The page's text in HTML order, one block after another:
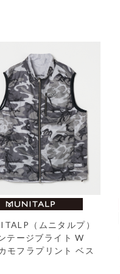
（ムニタルプ）
テージブライト W
モフラプリント ベス